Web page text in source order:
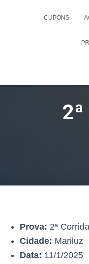
CUPONS
PR
Prova: 2ª
Cidade: Mariluz
Data: 11/1/2025